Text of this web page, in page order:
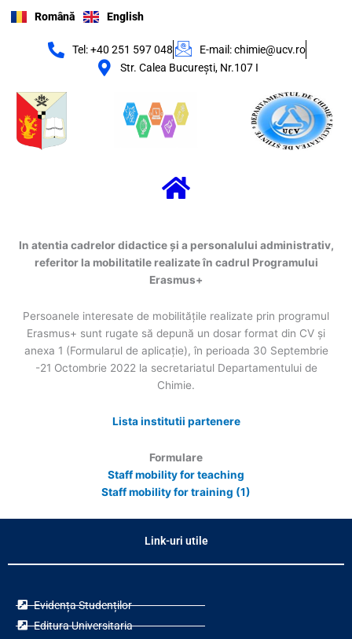
Română English
Tel: +40 251 597 048
E-mail: chimie@ucv.ro
Str. Calea Bucureşti, Nr.107 I
Menu
In atentia cadrelor didactice și a personalului administrativ,
referitor la mobilitatile realizate în cadrul Programului
Erasmus+
Persoanele interesate de mobilitățile realizate prin programul
Erasmus+ sunt rugate să depună un dosar format din CV și
anexa 1 (Formularul de aplicație), în perioada 30 Septembrie
-21 Octombrie 2022 la secretariatul Departamentului de
Chimie.
Lista institutii partenere
Formulare
Staff mobility for teaching
Staff mobility for training (1)
Link-uri utile
Evidența Studenților
Editura Universitaria